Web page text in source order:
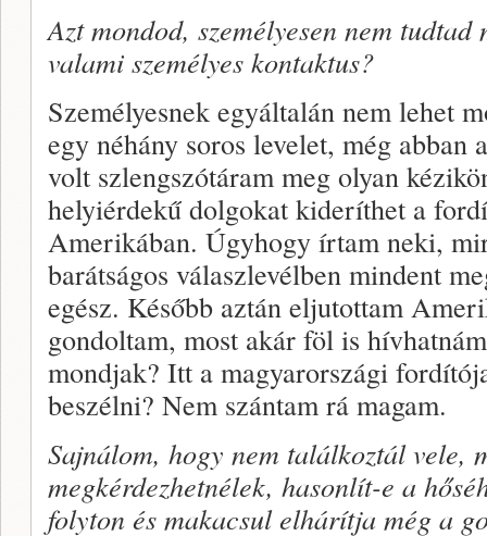
Azt mondod, személyesen nem
valami személyes kontaktus?
Személyesnek egyáltalán nem lehet
egy néhány soros levelet, még abban
volt szlengszótáram meg olyan
helyiérdekű dolgokat kideríthet a
Amerikában. Úgyhogy írtam neki,
barátságos válaszlevélben mindent
egész. Később aztán eljutottam
gondoltam, most akár föl is
mondjak? Itt a magyarországi
beszélni? Nem szántam rá magam.
Sajnálom, hogy nem találkoztál vele,
megkérdezhetnélek, hasonlít-e a
folyton és makacsul elhárítja még a